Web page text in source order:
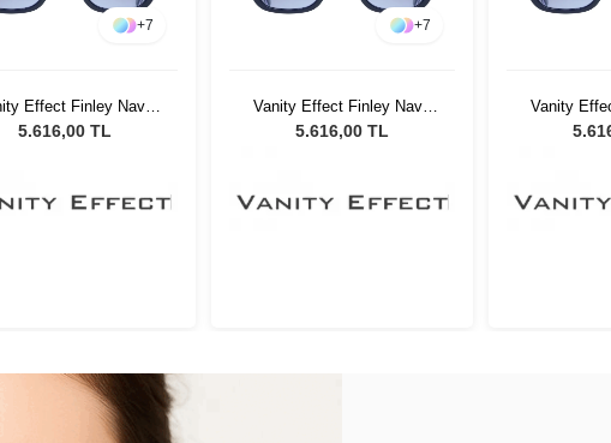
+7
Effect Finley Navy
Güneş Gözlüğü
5.616,00 TL
+7
Vanity Effect Finley Navy
Unisex Güneş Gözlüğü
5.616,00 TL
Vanity
Unisex